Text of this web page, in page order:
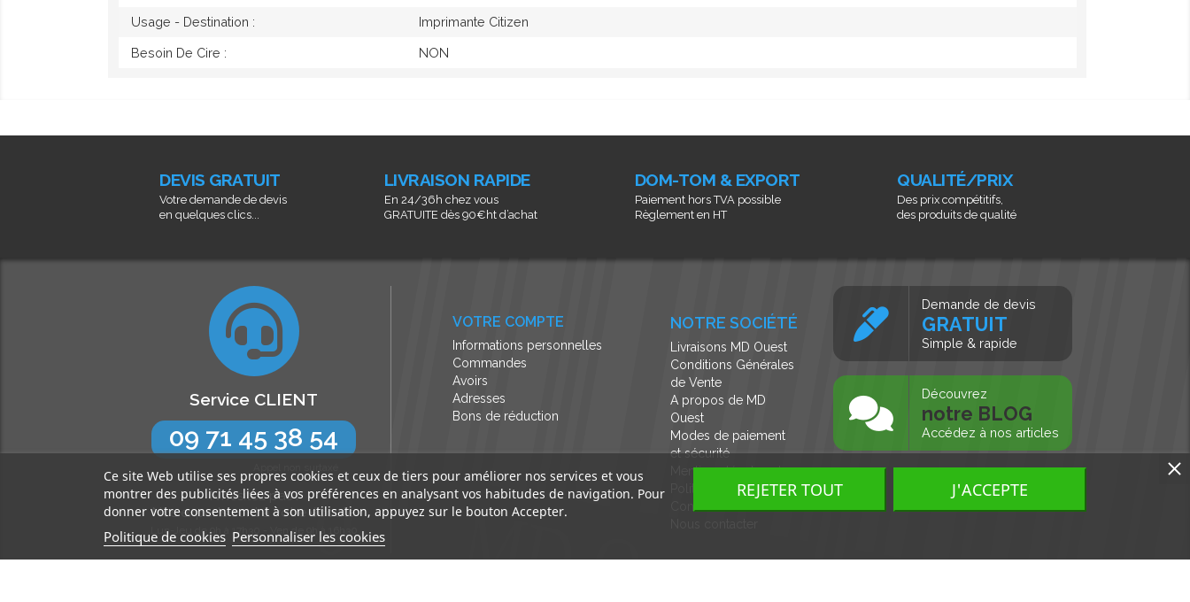
Usage - Destination : Imprimante Citizen
Besoin De Cire : NON
DEVIS GRATUIT
Votre demande de devis
en quelques clics...
LIVRAISON RAPIDE
En 24/36h chez vous
GRATUITE dès 90€ht d’achat
DOM-TOM & EXPORT
Paiement hors TVA possible
Règlement en HT
QUALITÉ/PRIX
Des prix compétitifs,
des produits de qualité
NOTRE SOCIÉTÉ
Livraisons MD Ouest
Conditions Générales
de Vente
A propos de MD
Ouest
Modes de paiement
et sécurité
Mentions légales et
Politique de
VOTRE COMPTE
Informations personnelles
Commandes
Avoirs
Adresses
Bons de réduction
Service CLIENT
09 71 45 38 54
N’hésitez pas !
Nos experts sont à votre écoute
Lun-Jeu de 9h à 17h30 - Ven de 9h à 16h30
Demande de devis
GRATUIT
Simple & rapide
Découvrez
notre BLOG
Accédez à nos articles
Ce site Web utilise ses propres cookies et ceux de tiers pour améliorer nos services et vous
montrer des publicités liées à vos préférences en analysant vos habitudes de navigation. Pour
donner votre consentement à son utilisation, appuyez sur le bouton Accepter.
Politique de cookies Personnaliser les cookies
REJETER TOUT J'ACCEPTE